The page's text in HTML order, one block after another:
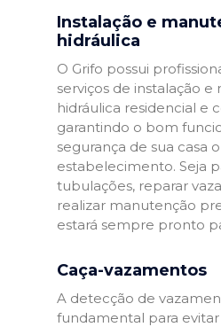
Instalação e
hidráulica
O Grifo possui
serviços de instalação
hidráulica residencial e
garantindo o bom
segurança de sua casa
estabelecimento. Seja
tubulações, reparar
realizar manutenção
estará sempre pronto
Caça-vazamentos
A detecção de
fundamental para